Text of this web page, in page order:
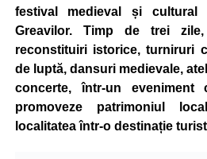
festival medieval și cultural
Greavilor. Timp de trei
reconstituiri istorice, turniruri
de luptă, dansuri medievale,
concerte, într-un
promoveze patrimoniul
localitatea într-o destinație